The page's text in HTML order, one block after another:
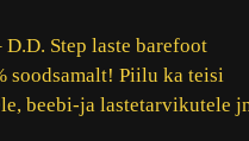
Step laste barefoot
soodsamalt! Piilu ka teisi
beebi-ja lastetarvikutele